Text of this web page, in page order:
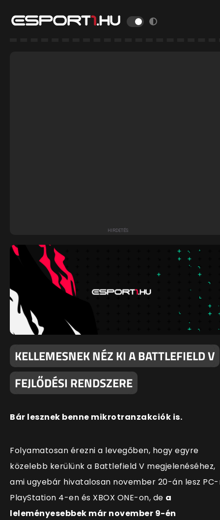
KELLEMESNEK NÉZ KI A BATTLEFIELD V
FEJLŐDÉSI RENDSZERE
Bár lesznek benne mikrotranzakciók is.
Folyamatosan érezni a levegőben, hogy egyre
közelebb kerülünk a Battlefield V megjelenéséhez,
ami ugyebár hivatalosan november 20-án lesz PC-
PlayStation 4-en és XBOX ONE-on, de a
leleményesebbek már november 9-én